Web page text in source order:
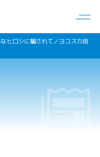
なヒロシに騙されて／ヨコスカ街